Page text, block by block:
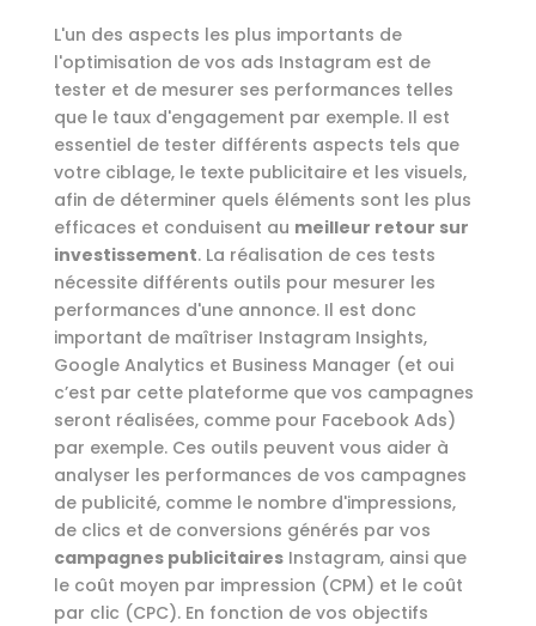
L'un des aspects les plus importants de
l'optimisation de vos ads Instagram est de
tester et de mesurer ses performances telles
que le taux d'engagement par exemple. Il est
essentiel de tester différents aspects tels que
votre ciblage, le texte publicitaire et les visuels,
afin de déterminer quels éléments sont les plus
efficaces et conduisent au meilleur retour sur
investissement. La réalisation de ces tests
nécessite différents outils pour mesurer les
performances d'une annonce. Il est donc
important de maîtriser Instagram Insights,
Google Analytics et Business Manager (et oui
c’est par cette plateforme que vos campagnes
seront réalisées, comme pour Facebook Ads)
par exemple. Ces outils peuvent vous aider à
analyser les performances de vos campagnes
de publicité, comme le nombre d'impressions,
de clics et de conversions générés par vos
campagnes publicitairesInstagram, ainsi que
le coût moyen par impression (CPM) et le coût
par clic (CPC). En fonction de vos objectifs